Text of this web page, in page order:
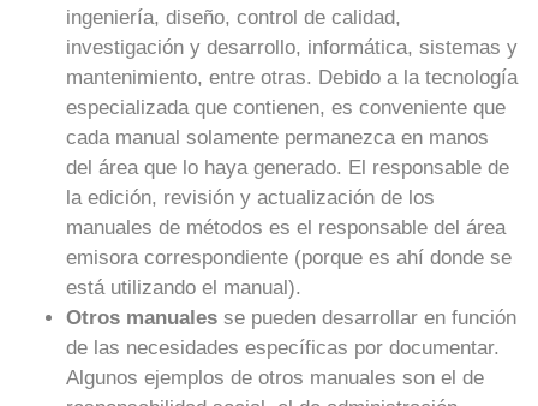
ingeniería, diseño, control de calidad,
investigación y desarrollo, informática, sistemas y
mantenimiento, entre otras. Debido a la tecnología
especializada que contienen, es conveniente que
cada manual solamente permanezca en manos
del área que lo haya generado. El responsable de
la edición, revisión y actualización de los
manuales de métodos es el responsable del área
emisora correspondiente (porque es ahí donde se
está utilizando el manual).
Otros manuales se pueden desarrollar en función
de las necesidades específicas por documentar.
Algunos ejemplos de otros manuales son el de